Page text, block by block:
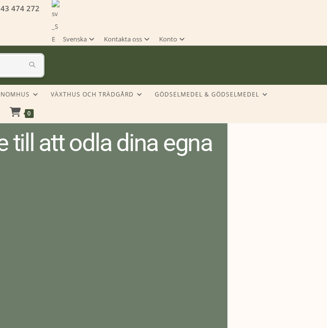
Svenska Kontakta oss Konto
43 474 272
VÄXTHUS OCH TRÄDGÅRD GÖDSELMEDEL & GÖDSELMEDEL
0
till att odla dina egna